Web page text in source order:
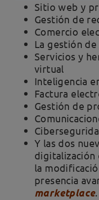
Sitio web y
Gestión de
Comercio
La gestión
Servicios y
virtual
Inteligencia
Factura
Gestión de
Y las dos
digitalización
la
presencia
marketplace.